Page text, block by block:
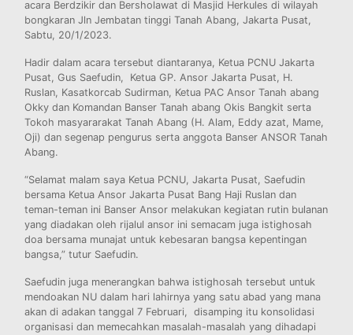
acara Berdzikir dan Bersholawat di Masjid Herkules di wilayah
bongkaran Jln Jembatan tinggi Tanah Abang, Jakarta Pusat,
Sabtu, 20/1/2023.
Hadir dalam acara tersebut diantaranya, Ketua PCNU Jakarta
Pusat, Gus Saefudin, Ketua GP. Ansor Jakarta Pusat, H.
Ruslan, Kasatkorcab Sudirman, Ketua PAC Ansor Tanah abang
Okky dan Komandan Banser Tanah abang Okis Bangkit serta
Tokoh masyararakat Tanah Abang (H. Alam, Eddy azat, Mame,
Oji) dan segenap pengurus serta anggota Banser ANSOR Tanah
Abang.
“Selamat malam saya Ketua PCNU, Jakarta Pusat, Saefudin
bersama Ketua Ansor Jakarta Pusat Bang Haji Ruslan dan
teman-teman ini Banser Ansor melakukan kegiatan rutin bulanan
yang diadakan oleh rijalul ansor ini semacam juga istighosah
doa bersama munajat untuk kebesaran bangsa kepentingan
bangsa,” tutur Saefudin.
Saefudin juga menerangkan bahwa istighosah tersebut untuk
mendoakan NU dalam hari lahirnya yang satu abad yang mana
akan di adakan tanggal 7 Februari, disamping itu konsolidasi
organisasi dan memecahkan masalah-masalah yang dihadapi